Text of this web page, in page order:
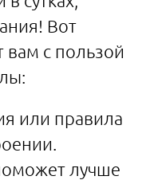
Вот
вам с пользой
или правила
лучше